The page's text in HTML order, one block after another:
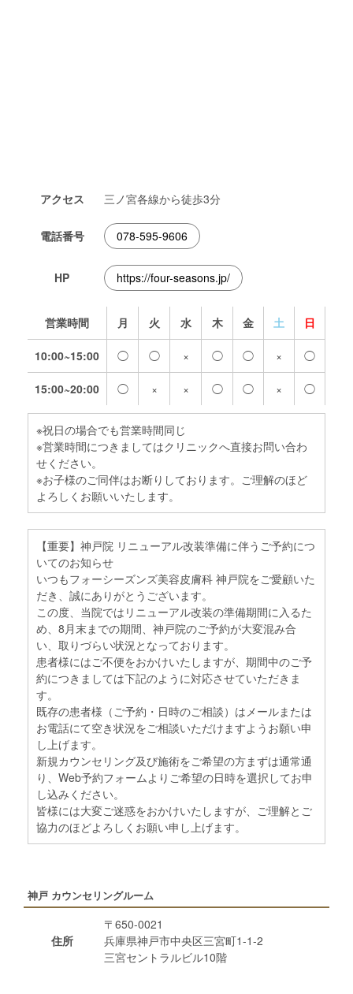
アクセス 三ノ宮各線から徒歩3分
電話番号 078-595-9606
HP https://four-seasons.jp/
営業時間 月 火 水 木 金 土 日
10:00~15:00 ◯ ◯ × ◯ ◯ × ◯
15:00~20:00 ◯ × × ◯ ◯ × ◯
※祝日の場合でも営業時間同じ
※営業時間につきましてはクリニックへ直接お問い合わ
せください。
※お子様のご同伴はお断りしております。ご理解のほど
よろしくお願いいたします。
【重要】神戸院 リニューアル改装準備に伴うご予約につ
いてのお知らせ
いつもフォーシーズンズ美容皮膚科 神戸院をご愛顧いた
だき、誠にありがとうございます。
この度、当院ではリニューアル改装の準備期間に入るた
め、8月末までの期間、神戸院のご予約が大変混み合
い、取りづらい状況となっております。
患者様にはご不便をおかけいたしますが、期間中のご予
約につきましては下記のように対応させていただきま
す。
既存の患者様（ご予約・日時のご相談）はメールまたは
お電話にて空き状況をご相談いただけますようお願い申
し上げます。
新規カウンセリング及び施術をご希望の方まずは通常通
り、Web予約フォームよりご希望の日時を選択してお申
し込みください。
皆様には大変ご迷惑をおかけいたしますが、ご理解とご
協力のほどよろしくお願い申し上げます。
神戸 カウンセリングルーム
住所
〒650-0021
兵庫県神戸市中央区三宮町1-1-2
三宮セントラルビル10階